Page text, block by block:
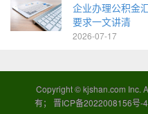
企业办理公积金
要求一文讲清
2026-07-17
Copyright ©kjshan.com Inc.
有； 晋ICP备2022008156号-4